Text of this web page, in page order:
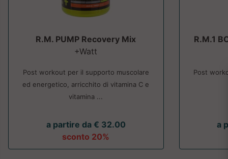
R.M. PUMP Recovery Mix
+Watt
Post workout per il supporto muscolare
ed energetico, arricchito di vitamina C e
vitamina ...
a partire da € 32.00
sconto 20%
R.M.1
Post
a